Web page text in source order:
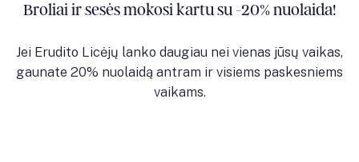
Broliai ir sesės mokosi kartu su -20% nuolaida!
Jei Erudito Licėjų lanko daugiau nei vienas jūsų vaikas,
gaunate 20% nuolaidą antram ir visiems paskesniems
vaikams.